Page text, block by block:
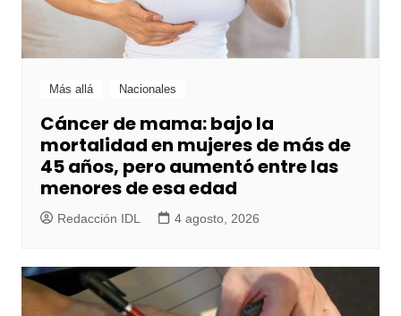
Más allá Nacionales
Cáncer de mama: bajo la
mortalidad en mujeres de más de
45 años, pero aumentó entre las
menores de esa edad
Redacción IDL 4 agosto, 2026